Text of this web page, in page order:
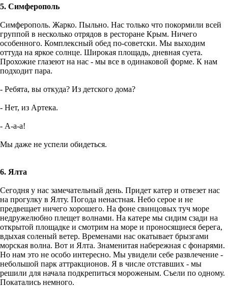
5. Симферополь
Симферополь. Жарко. Пыльно. Нас только что покормили всей
группой в несколько отрядов в ресторане Крым. Ничего
особенного. Комплексный обед по-советски. Мы выходим
оттуда на яркое солнце. Широкая площадь, дневная суета.
Прохожие глазеют на нас - мы все в одинаковой форме. К нам
подходит пара.
- Ребята, вы откуда? Из детского дома?
- Нет, из Артека.
- А-а-а!
Мы даже не успели обидеться.
6. Ялта
Сегодня у нас замечательный день. Придет катер и отвезет нас
на прогулку в Ялту. Погода ненастная. Небо серое и не
предвещает ничего хорошего. На фоне свинцовых туч море
недружелюбно плещет волнами. На катере мы сидим сзади на
открытой площадке и смотрим на море и проносящиеся берега,
вдыхая соленый ветер. Временами нас окатывает брызгами
морская волна. Вот и Ялта. Знаменитая набережная с фонарями.
Но нам это не особо интересно. Мы увидели себе развлечение -
небольшой парк аттракционов. Я в числе отставших - мы
решили для начала подкрепиться мороженым. Съели по одному.
Покатались немного.